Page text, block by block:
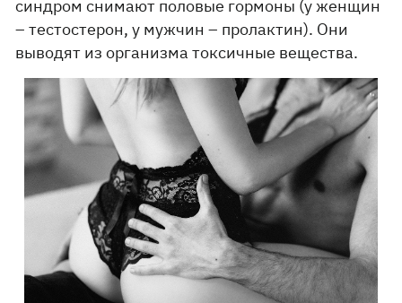
синдром снимают половые гормоны (у женщин
– тестостерон, у мужчин – пролактин). Они
выводят из организма токсичные вещества.